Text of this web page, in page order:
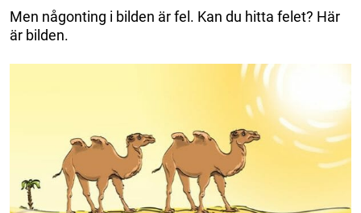
Men någonting i bilden är fel. Kan du hitta felet? Här
är bilden.